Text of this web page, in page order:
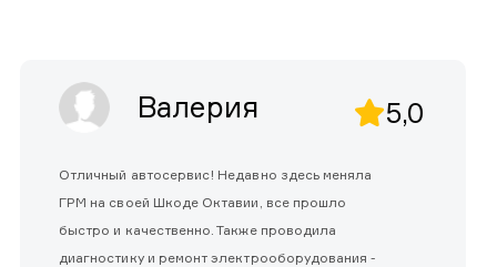
Валерия 5,0
Отличный автосервис! Недавно здесь меняла
ГРМ на своей Шкоде Октавии, все прошло
быстро и качественно. Также проводила
диагностику и ремонт электрооборудования -